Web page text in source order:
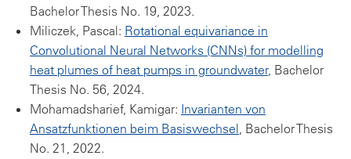
Bachelor Thesis No. 19, 2023.
Miliczek, Pascal: Rotational equivariance in
Convolutional Neural Networks (CNNs) for modelling
heat plumes of heat pumps in groundwater, Bachelor
Thesis No. 56, 2024.
Mohamadsharief, Kamigar: Invarianten von
Ansatzfunktionen beim Basiswechsel, Bachelor Thesis
No. 21, 2022.